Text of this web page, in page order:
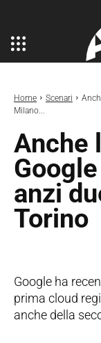
Home Scenari
Milano...
Anche
anzi
Torino
Google ha
prima cloud
anche della